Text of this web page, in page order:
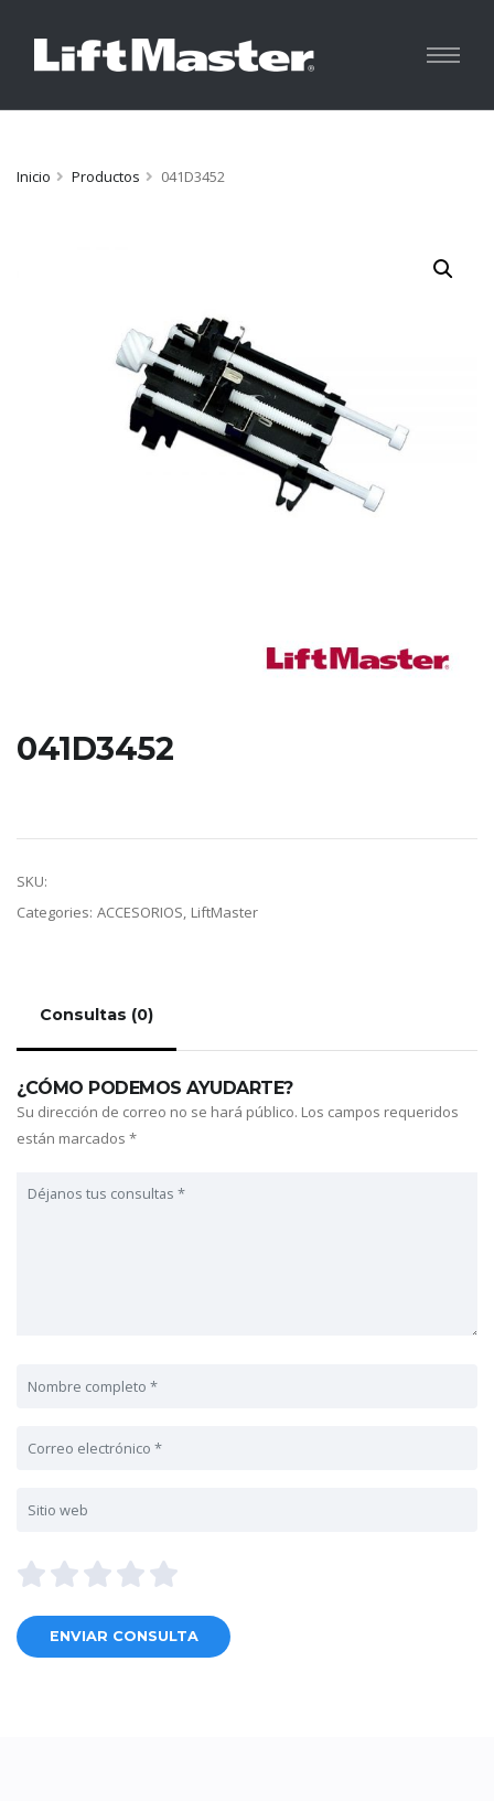
Inicio Productos 041D3452
041D3452
SKU:
Categories: ACCESORIOS, LiftMaster
Consultas (0)
¿CÓMO PODEMOS AYUDARTE?
Su dirección de correo no se hará público. Los campos requeridos
están marcados *